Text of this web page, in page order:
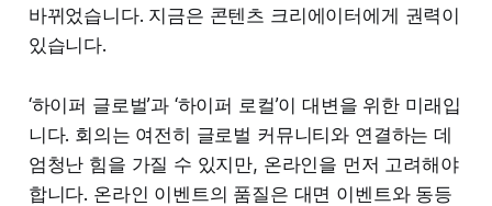
바뀌었습니다. 지금은 콘텐츠 크리에이터에게 권력이
있습니다.
‘하이퍼 글로벌’과 ‘하이퍼 로컬’이 대변을 위한 미래입
니다. 회의는 여전히 글로벌 커뮤니티와 연결하는 데
엄청난 힘을 가질 수 있지만, 온라인을 먼저 고려해야
합니다. 온라인 이벤트의 품질은 대면 이벤트와 동등